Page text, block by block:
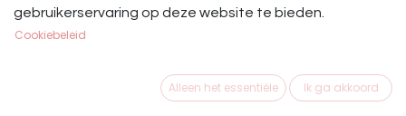
-Bevestiging op regulier zadeldek met veiligheidsspeld
of klittenband.
- Croco afwerking & Kristallen
gebruikerservaring op deze website te bieden.
Cookiebeleid
Alleen het essentiële Ik ga akkoord